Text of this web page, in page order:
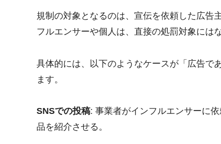
規制の対象となるのは、宣伝を依頼した広告
フルエンサーや個人は、直接の処罰対象には
具体的には、以下のようなケースが「広告で
ます。
SNSでの投稿: 事業者がインフルエンサーに
品を紹介させる。